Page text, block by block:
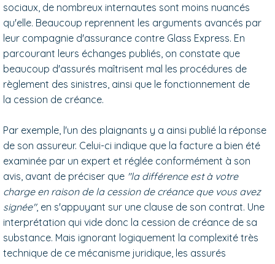
sociaux, de nombreux internautes sont moins nuancés
qu'elle. Beaucoup reprennent les arguments avancés par
leur compagnie d'assurance contre Glass Express. En
parcourant leurs échanges publiés, on constate que
beaucoup d'assurés maîtrisent mal les procédures de
règlement des sinistres, ainsi que le fonctionnement de
la cession de créance.
Par exemple, l'un des plaignants y a ainsi publié la réponse
de son assureur. Celui-ci indique que la facture a bien été
examinée par un expert et réglée conformément à son
avis, avant de préciser que "la différence est à votre
charge en raison de la cession de créance que vous avez
signée", en s'appuyant sur une clause de son contrat. Une
interprétation qui vide donc la cession de créance de sa
substance. Mais ignorant logiquement la complexité très
technique de ce mécanisme juridique, les assurés